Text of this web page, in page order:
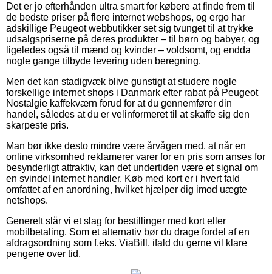
Det er jo efterhånden ultra smart for købere at finde frem til
de bedste priser på flere internet webshops, og ergo har
adskillige Peugeot webbutikker set sig tvunget til at trykke
udsalgspriserne på deres produkter – til børn og babyer, og
ligeledes også til mænd og kvinder – voldsomt, og endda
nogle gange tilbyde levering uden beregning.
Men det kan stadigvæk blive gunstigt at studere nogle
forskellige internet shops i Danmark efter rabat på Peugeot
Nostalgie kaffekværn forud for at du gennemfører din
handel, således at du er velinformeret til at skaffe sig den
skarpeste pris.
Man bør ikke desto mindre være årvågen med, at når en
online virksomhed reklamerer varer for en pris som anses for
besynderligt attraktiv, kan det undertiden være et signal om
en svindel internet handler. Køb med kort er i hvert fald
omfattet af en anordning, hvilket hjælper dig imod uægte
netshops.
Generelt slår vi et slag for bestillinger med kort eller
mobilbetaling. Som et alternativ bør du drage fordel af en
afdragsordning som f.eks. ViaBill, ifald du gerne vil klare
pengene over tid.